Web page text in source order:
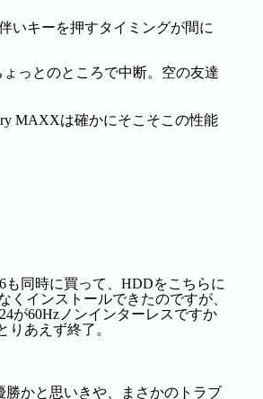
いキーを押すタイミングが間に
っとのところで中断。空の友達
MAXXは確かにそこそこの性能
も同時に買って、HDDをこちらに
インストールできたのですが、
が60Hzノンインターレスですか
あえず終了。
かと思いきや、まさかのトラブ